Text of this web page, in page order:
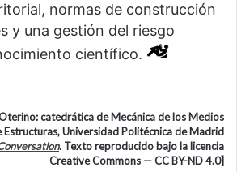
normas de construcción
y una gestión del riesgo
científico.
catedrática de Mecánica de los Medios
Universidad Politécnica de Madrid
. Texto reproducido bajo la licencia
Creative Commons — CC BY-ND 4.0]